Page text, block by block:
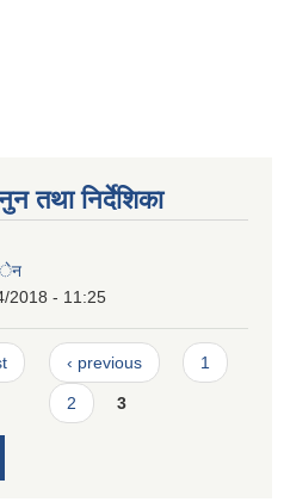
तथा निर्देशिका
एेन
2018 - 11:25
‹ previous 1
2 3